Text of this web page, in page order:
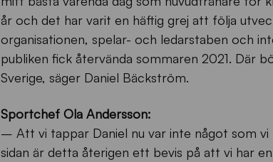
år och det har varit en häftig grej att följa
organisationen, spelar- och ledarstaben och
publiken fick återvända sommaren 2021. Där
Sverige, säger Daniel Bäckström.
Sportchef Ola Andersson:
– Att vi tappar Daniel nu var inte något som
sidan är detta återigen ett bevis på att vi har